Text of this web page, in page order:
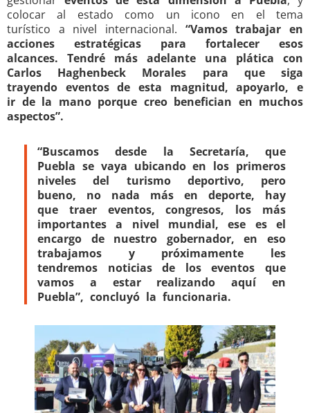
colocar al estado como un icono en el tema
turístico a nivel internacional. “Vamos trabajar en
acciones estratégicas para fortalecer esos
alcances. Tendré más adelante una plática con
Carlos Haghenbeck Morales para que siga
trayendo eventos de esta magnitud, apoyarlo, e
ir de la mano porque creo benefician en muchos
aspectos”.
“Buscamos desde la Secretaría, que
Puebla se vaya ubicando en los primeros
niveles del turismo deportivo, pero
bueno, no nada más en deporte, hay
que traer eventos, congresos, los más
importantes a nivel mundial, ese es el
encargo de nuestro gobernador, en eso
trabajamos y próximamente les
tendremos noticias de los eventos que
vamos a estar realizando aquí en
Puebla”, concluyó la funcionaria.